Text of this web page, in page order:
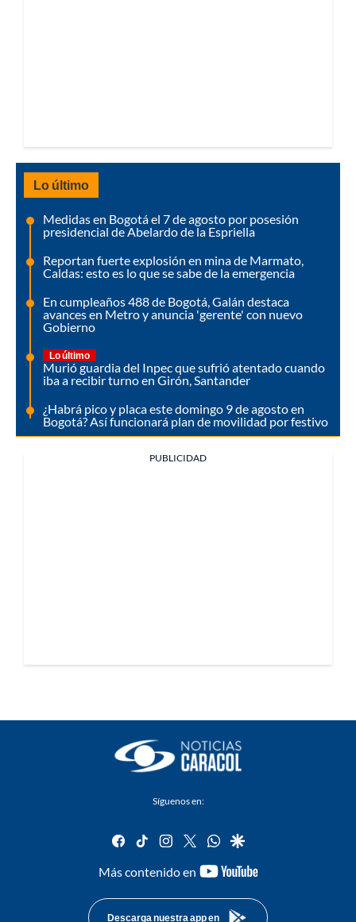
Lo último
Medidas en Bogotá el 7 de agosto por posesión
presidencial de Abelardo de la Espriella
Reportan fuerte explosión en mina de Marmato,
Caldas: esto es lo que se sabe de la emergencia
En cumpleaños 488 de Bogotá, Galán destaca
avances en Metro y anuncia 'gerente' con nuevo
Gobierno
Lo último
Murió guardia del Inpec que sufrió atentado cuando
iba a recibir turno en Girón, Santander
¿Habrá pico y placa este domingo 9 de agosto en
Bogotá? Así funcionará plan de movilidad por festivo
PUBLICIDAD
Síguenos en:
facebook
tiktok instagram
twitterwhatsapp
google
Más contenido en
youtube-
Descarga nuestra app en